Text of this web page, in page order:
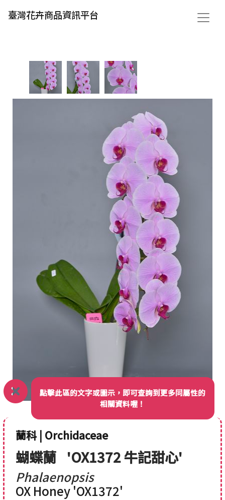
臺灣花卉商品資訊平台
點擊此區的文字或圖示，即可查詢到更多同屬性的
相關資料喔！
蘭科 | Orchidaceae
蝴蝶蘭 'OX1372 牛記甜心'
Phalaenopsis
OX Honey 'OX1372'